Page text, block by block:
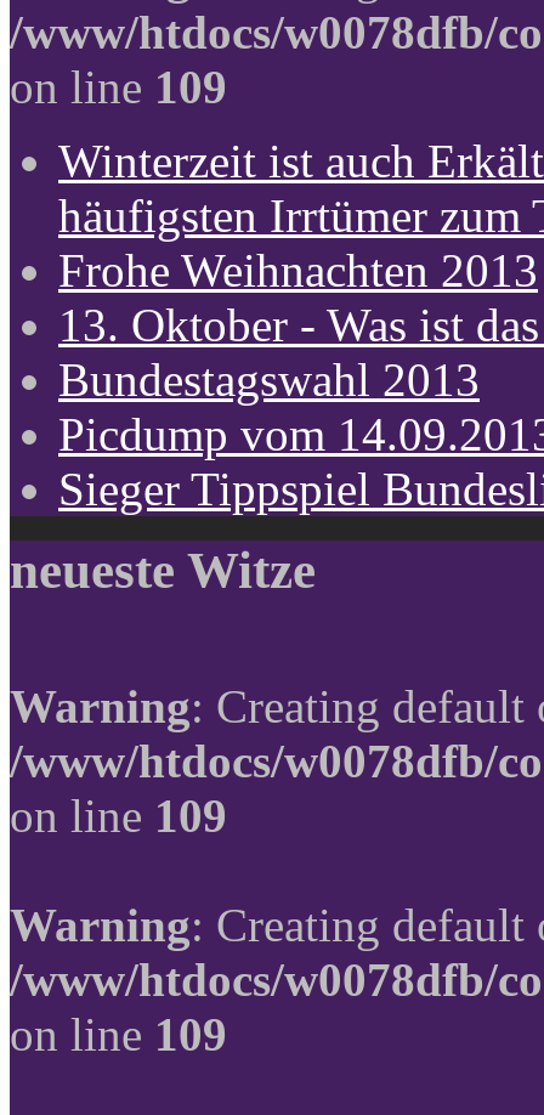
/www/htdocs/w0078dfb/
on line 109
Winterzeit ist auch
häufigsten Irrtümer zum
Frohe Weihnachten 2013
13. Oktober - Was ist
Bundestagswahl 2013
Picdump vom
Sieger Tippspiel
neueste Witze
Warning: Creating
/www/htdocs/w0078dfb/
on line 109
Warning: Creating
/www/htdocs/w0078dfb/
on line 109